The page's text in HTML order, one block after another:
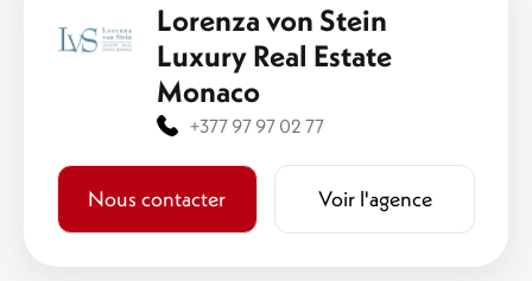
Lorenza von Stein
Luxury Real Estate
Monaco
+377 97 97 02 77
Nous contacter Voir l'agence